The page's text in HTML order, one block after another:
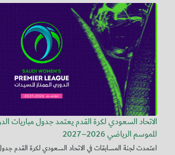
الاتحاد السعودي لكرة القدم يعتمد جدول مباريات
للموسم الرياضي 2026–2027
اعتمدت لجنة المسابقات في الاتحاد السعودي لكرة القدم